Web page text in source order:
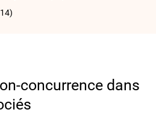
concurrence dans